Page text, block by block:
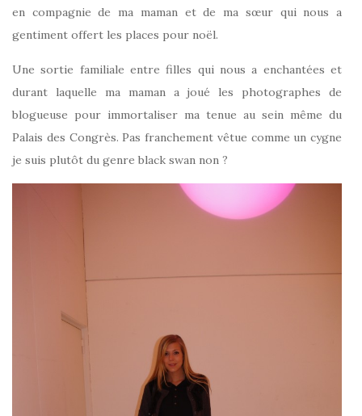
en compagnie de ma maman et de ma sœur qui nous a
gentiment offert les places pour noël.
Une sortie familiale entre filles qui nous a enchantées et
durant laquelle ma maman a joué les photographes de
blogueuse pour immortaliser ma tenue au sein même du
Palais des Congrès. Pas franchement vêtue comme un cygne
je suis plutôt du genre black swan non ?